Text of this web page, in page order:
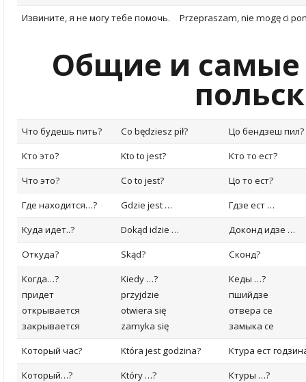
Извините, я не могу тебе помочь.
Przepraszam, nie mogę ci
Общие и самые
Что будешь пить? Co będziesz pił?
Цо бендзеш пил?
Кто это?
Kto to jest?
Кто то ест?
Что это?
Co to jest?
Цо то ест?
Где находится…? Gdzie jest …
Гдзе ест …
Куда идет..?
Dokąd idzie …
Доконд идзе …
Откуда?
Skąd?
Сконд?
Когда…?
придет
открывается
закрывается
Kiedy …?
przyjdzie
otwiera się
zamyka się
Кеды …?
пшийдзе
отвера се
замыка се
Который час?
Która jest godzina?
Ктура ест
Который…?
Który …?
Ктуры …?